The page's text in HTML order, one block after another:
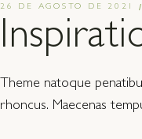
26 DE AGOSTO DE 2021
Theme natoque
rhoncus. Maecenas